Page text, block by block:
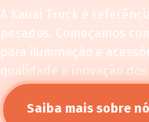
A Kauai Truck é
pesados. Começamos
para iluminação e
qualidade e inovação
Saiba mais sobre